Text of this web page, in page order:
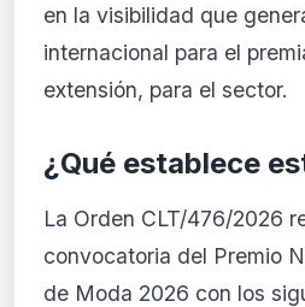
en la visibilidad que
internacional para el
extensión, para el sector.
¿Qué establece
La Orden CLT/476/2026
convocatoria del Premio
de Moda 2026 con los